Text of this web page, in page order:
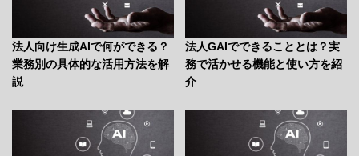
法人向け生成AIで何ができる？
業務別の具体的な活用方法を解
説
法人GAIでできることとは？実
務で活かせる機能と使い方を紹
介